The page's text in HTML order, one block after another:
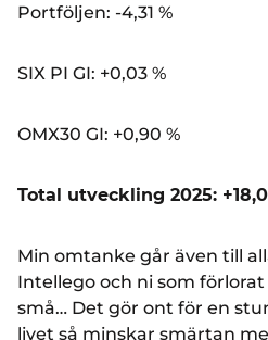
Portföljen: -4,31 %
SIX PI GI: +0,03 %
OMX30 GI: +0,90 %
Total utveckling 2025:
Min omtanke går även till
Intellego och ni som
små… Det gör ont för en
livet så minskar smärtan